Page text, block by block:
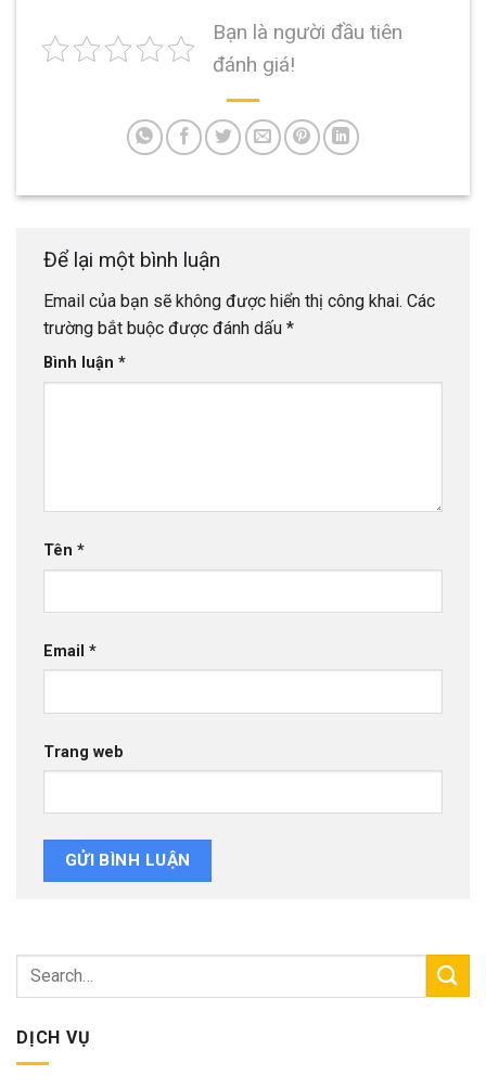
Bạn là người đầu tiên
đánh giá!
Để lại một bình luận
Email của bạn sẽ không được hiển thị công khai. Các
trường bắt buộc được đánh dấu *
Bình luận *
Tên *
Email *
Trang web
DỊCH VỤ